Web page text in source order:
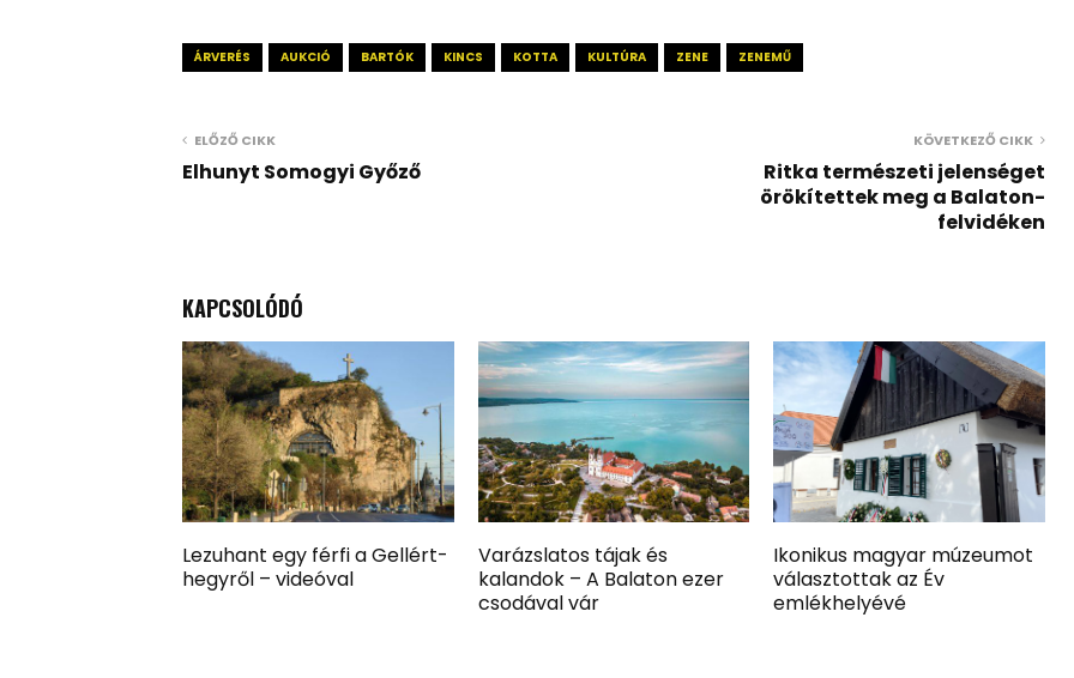
ÁRVERÉS AUKCIÓ BARTÓK KINCS KOTTA KULTÚRA ZENE ZENEMŰ
ELŐZŐ CIKK
Elhunyt Somogyi Győző
KÖVETKEZŐ CIKK
Ritka természeti jelenséget
örökítettek meg a Balaton-
felvidéken
KAPCSOLÓDÓ
Lezuhant egy férfi a Gellért-
hegyről – videóval
Varázslatos tájak és
kalandok – A Balaton ezer
csodával vár
Ikonikus magyar múzeumot
választottak az Év
emlékhelyévé